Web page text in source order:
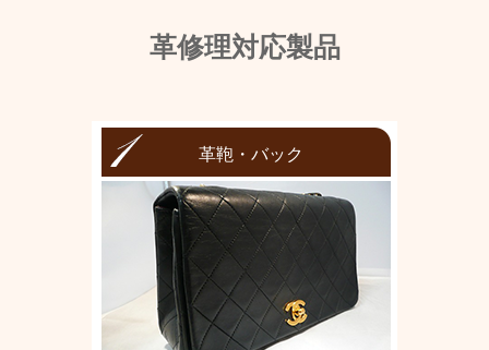
革修理対応製品
革鞄・バック